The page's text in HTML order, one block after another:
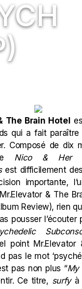
The Brain Hotel
qui a fait
Composé de dix
Nico & Her
est difficilement
importante,
& The
Review), rien
pousser l’écouter
point Mr.Elevator
pas le mot
pas non plus “My
Ce titre, surfy à